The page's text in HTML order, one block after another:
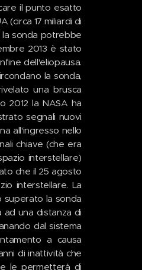
il punto esatto
(circa 17 miliardi di
la sonda potrebbe
2013 è stato
dell'eliopausa.
la sonda,
una brusca
2012 la NASA ha
segnali nuovi
all'ingresso nello
chiave (che era
interstellare)
che il 25 agosto
interstellare. La
superato la sonda
una distanza di
dal sistema
a causa
di inattività che
le permetterà di